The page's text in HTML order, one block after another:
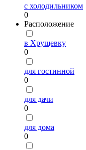
с холодильником
0
Расположение
в Хрущевку
0
для гостинной
0
для дачи
0
для дома
0